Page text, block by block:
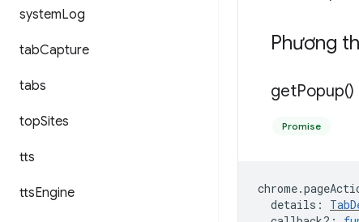
systemLog
tabCapture
tabs
topSites
tts
ttsEngine
Phương
getPopup()
Promise
chrome.
details :